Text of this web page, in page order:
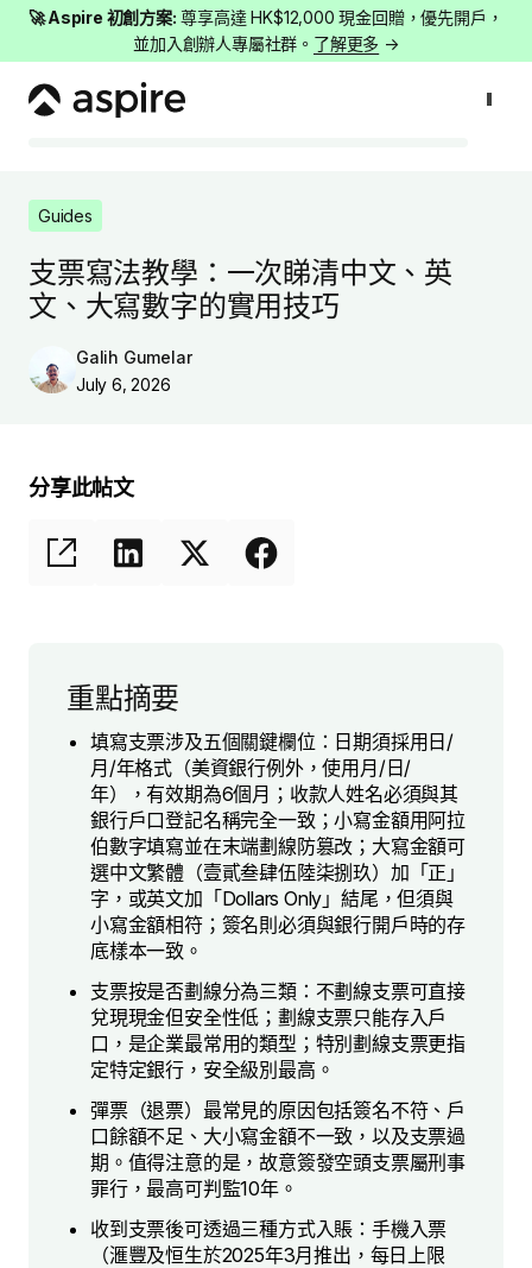
🚀 Aspire 初創方案: 尊享高達 HK$12,000 現金回贈，優先開戶，
並加入創辦人專屬社群。 了解更多 →
Guides 支票寫法教學：一次睇清中文、英文、大寫數字的實用技巧
Guides
支票寫法教學：一次睇清中文、英
文、大寫數字的實用技巧
Galih Gumelar
July 6, 2026
分享此帖文
重點摘要
填寫支票涉及五個關鍵欄位：日期須採用日/
月/年格式（美資銀行例外，使用月/日/
年），有效期為6個月；收款人姓名必須與其
銀行戶口登記名稱完全一致；小寫金額用阿拉
伯數字填寫並在末端劃線防篡改；大寫金額可
選中文繁體（壹貳叁肆伍陸柒捌玖）加「正」
字，或英文加「Dollars Only」結尾，但須與
小寫金額相符；簽名則必須與銀行開戶時的存
底樣本一致。
支票按是否劃線分為三類：不劃線支票可直接
兌現現金但安全性低；劃線支票只能存入戶
口，是企業最常用的類型；特別劃線支票更指
定特定銀行，安全級別最高。
彈票（退票）最常見的原因包括簽名不符、戶
口餘額不足、大小寫金額不一致，以及支票過
期。值得注意的是，故意簽發空頭支票屬刑事
罪行，最高可判監10年。
收到支票後可透過三種方式入賬：手機入票
（滙豐及恒生於2025年3月推出，每日上限